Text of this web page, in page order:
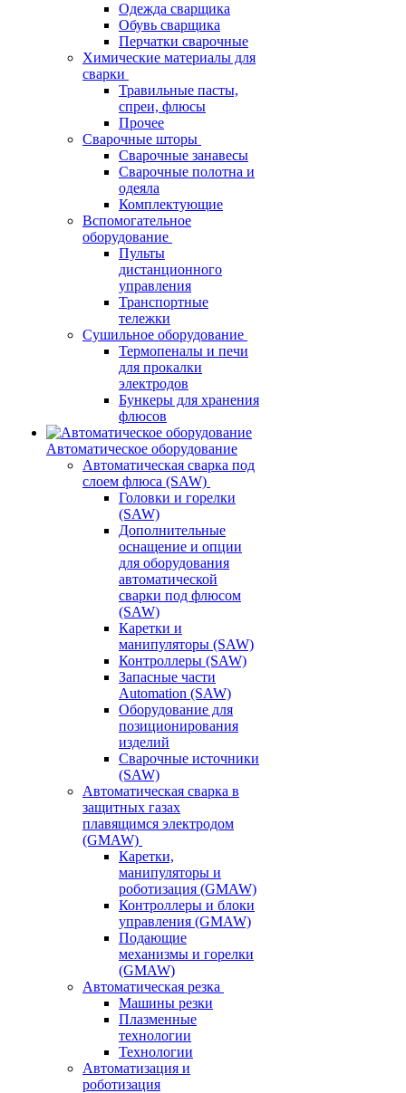
Одежда сварщика
Обувь сварщика
Перчатки сварочные
Химические материалы для
сварки
Травильные пасты,
спреи, флюсы
Прочее
Сварочные шторы
Сварочные занавесы
Сварочные полотна и
одеяла
Комплектующие
Вспомогательное
оборудование
Пульты
дистанционного
управления
Транспортные
тележки
Сушильное оборудование
Термопеналы и печи
для прокалки
электродов
Бункеры для хранения
флюсов
Автоматическое оборудование
Автоматическая сварка под
слоем флюса (SAW)
Головки и горелки
(SAW)
Дополнительные
оснащение и опции
для оборудования
автоматической
сварки под флюсом
(SAW)
Каретки и
манипуляторы (SAW)
Контроллеры (SAW)
Запасные части
Automation (SAW)
Оборудование для
позиционирования
изделий
Сварочные источники
(SAW)
Автоматическая сварка в
защитных газах
плавящимся электродом
(GMAW)
Каретки,
манипуляторы и
роботизация (GMAW)
Контроллеры и блоки
управления (GMAW)
Подающие
механизмы и горелки
(GMAW)
Автоматическая резка
Машины резки
Плазменные
технологии
Технологии
Автоматизация и
роботизация